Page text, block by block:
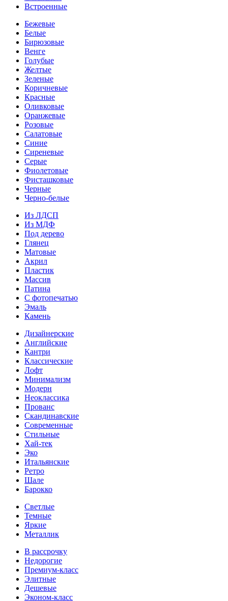
Встроенные
Бежевые
Белые
Бирюзовые
Венге
Голубые
Желтые
Зеленые
Коричневые
Красные
Оливковые
Оранжевые
Розовые
Салатовые
Синие
Сиреневые
Серые
Фиолетовые
Фисташковые
Черные
Черно-белые
Из ЛДСП
Из МДФ
Под дерево
Глянец
Матовые
Акрил
Пластик
Массив
Патина
С фотопечатью
Эмаль
Камень
Дизайнерские
Английские
Кантри
Классические
Лофт
Минимализм
Модерн
Неоклассика
Прованс
Скандинавские
Современные
Стильные
Хай-тек
Эко
Итальянские
Ретро
Шале
Барокко
Светлые
Темные
Яркие
Металлик
В рассрочку
Недорогие
Премиум-класс
Элитные
Дешевые
Эконом-класс